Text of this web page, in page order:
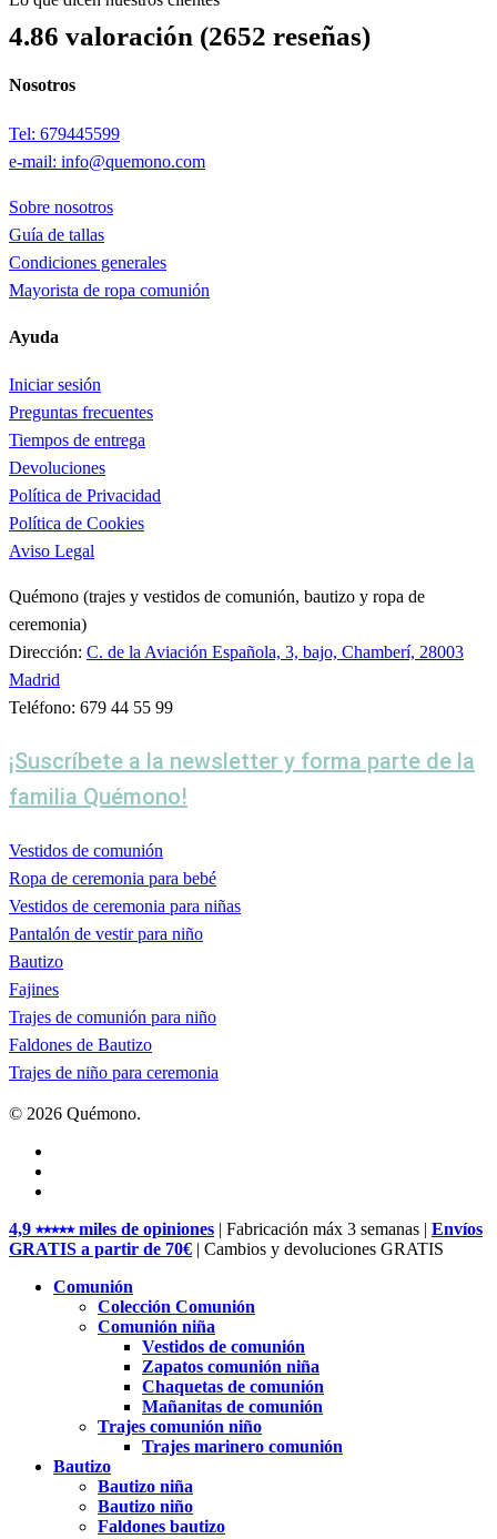
4.86 valoración (2652 reseñas)
Nosotros
Tel: 679445599
e-mail: info@quemono.com
Sobre nosotros
Guía de tallas
Condiciones generales
Mayorista de ropa comunión
Ayuda
Iniciar sesión
Preguntas frecuentes
Tiempos de entrega
Devoluciones
Política de Privacidad
Política de Cookies
Aviso Legal
Quémono (trajes y vestidos de comunión, bautizo y ropa de
ceremonia)
Dirección: C. de la Aviación Española, 3, bajo, Chamberí, 28003
Madrid
Teléfono: 679 44 55 99
¡Suscríbete a la newsletter y forma parte de la
familia Quémono!
Vestidos de comunión
Ropa de ceremonia para bebé
Vestidos de ceremonia para niñas
Pantalón de vestir para niño
Bautizo
Fajines
Trajes de comunión para niño
Faldones de Bautizo
Trajes de niño para ceremonia
© 2026 Quémono.
Close
Menu
4,9 ⭑⭑⭑⭑⭑ miles de opiniones | Fabricación máx 3 semanas | Envíos
GRATIS a partir de 70€ | Cambios y devoluciones GRATIS
Comunión
Colección Comunión
Comunión niña
Vestidos de comunión
Zapatos comunión niña
Chaquetas de comunión
Mañanitas de comunión
Trajes comunión niño
Trajes marinero comunión
Bautizo
Bautizo niña
Bautizo niño
Faldones bautizo